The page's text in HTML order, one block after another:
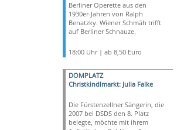
Berliner Operette aus den
1930er-Jahren von Ralph
Benatzky. Wiener Schmäh trifft
auf Berliner Schnauze.
18:00 Uhr | ab 8,50 Euro
DOMPLATZ
Christkindlmarkt: Julia Falke
Die Fürstenzellner Sängerin, die
2007 bei DSDS den 8. Platz
belegte, möchte mit ihrem